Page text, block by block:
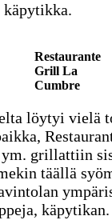
Restaurante
Grill La
Cumbre
löytyi vielä
grillattiin
täällä
käpytikan.